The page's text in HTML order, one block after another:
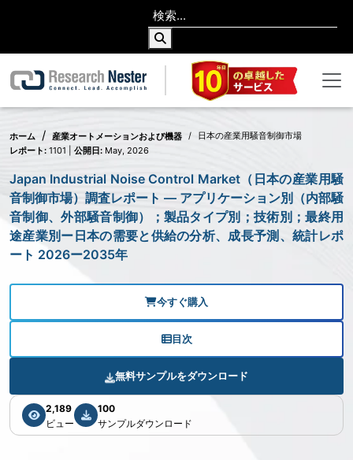
ホーム 産業オートメーションおよび機器
日本の産業用騒音制御市場
レポート: 1101 | 公開日: May, 2026
Japan Industrial Noise Control Market（日本の産業用騒
音制御市場）調査レポート — アプリケーション別（内部騒
音制御、外部騒音制御）；製品タイプ別；技術別；最終用
途産業別ー日本の需要と供給の分析、成長予測、統計レポ
ート 2026ー2035年
今すぐ購入
目次
無料サンプルをダウンロード
2,189
ビュー
100
サンプルダウンロード